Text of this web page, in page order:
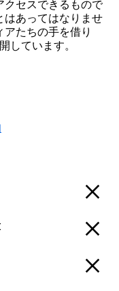
クセスできるもので
はあってはなりませ
たちの手を借り
しています。